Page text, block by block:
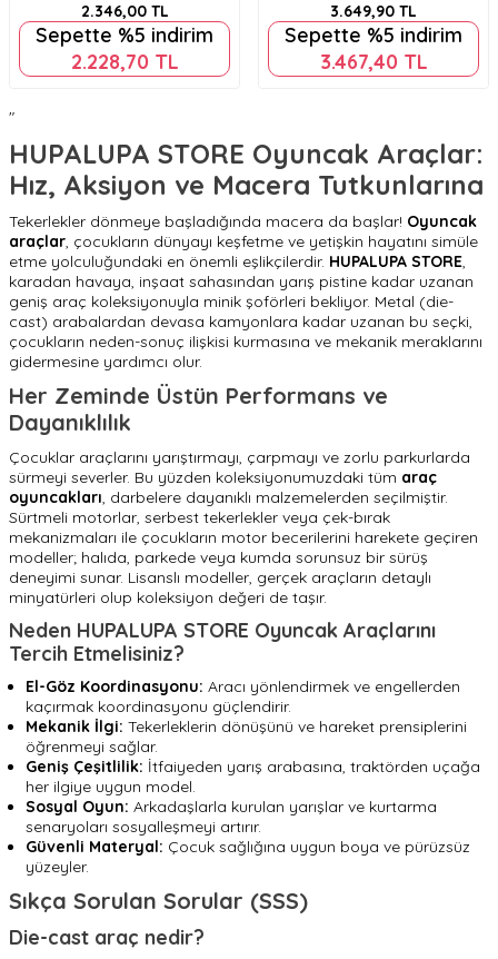
2.346,00TL
Sepette %5 indirim
2.228,70 TL
3.649,90 TL
Sepette %5 indirim
3.467,40 TL
"
HUPALUPA STORE Oyuncak Araçlar:
Hız, Aksiyon ve Macera Tutkunlarına
Tekerlekler dönmeye başladığında macera da başlar! Oyuncak
araçlar, çocukların dünyayı keşfetme ve yetişkin hayatını simüle
etme yolculuğundaki en önemli eşlikçilerdir. HUPALUPA STORE,
karadan havaya, inşaat sahasından yarış pistine kadar uzanan
geniş araç koleksiyonuyla minik şoförleri bekliyor. Metal (die-
cast) arabalardan devasa kamyonlara kadar uzanan bu seçki,
çocukların neden-sonuç ilişkisi kurmasına ve mekanik meraklarını
gidermesine yardımcı olur.
Her Zeminde Üstün Performans ve
Dayanıklılık
Çocuklar araçlarını yarıştırmayı, çarpmayı ve zorlu parkurlarda
sürmeyi severler. Bu yüzden koleksiyonumuzdaki tüm araç
oyuncakları, darbelere dayanıklı malzemelerden seçilmiştir.
Sürtmeli motorlar, serbest tekerlekler veya çek-bırak
mekanizmaları ile çocukların motor becerilerini harekete geçiren
modeller; halıda, parkede veya kumda sorunsuz bir sürüş
deneyimi sunar. Lisanslı modeller, gerçek araçların detaylı
minyatürleri olup koleksiyon değeri de taşır.
Neden HUPALUPA STORE Oyuncak Araçlarını
Tercih Etmelisiniz?
El-Göz Koordinasyonu: Aracı yönlendirmek ve engellerden
kaçırmak koordinasyonu güçlendirir.
Mekanik İlgi: Tekerleklerin dönüşünü ve hareket prensiplerini
öğrenmeyi sağlar.
Geniş Çeşitlilik: İtfaiyeden yarış arabasına, traktörden uçağa
her ilgiye uygun model.
Sosyal Oyun: Arkadaşlarla kurulan yarışlar ve kurtarma
senaryoları sosyalleşmeyi artırır.
Güvenli Materyal: Çocuk sağlığına uygun boya ve pürüzsüz
yüzeyler.
Sıkça Sorulan Sorular (SSS)
Die-cast araç nedir?